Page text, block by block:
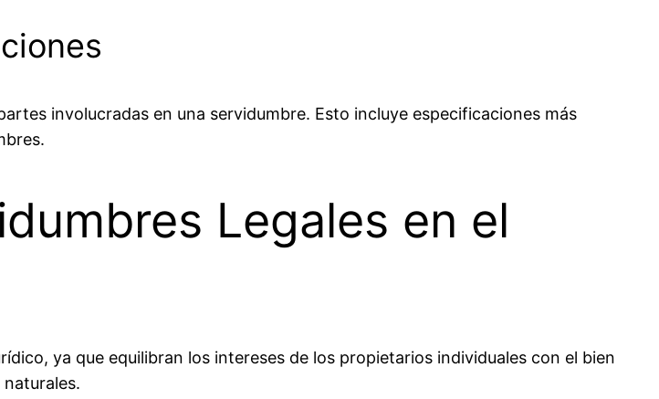
involucradas en una servidumbre. Esto incluye especificaciones más
Legales en el
ya que equilibran los intereses de los propietarios individuales con el bien